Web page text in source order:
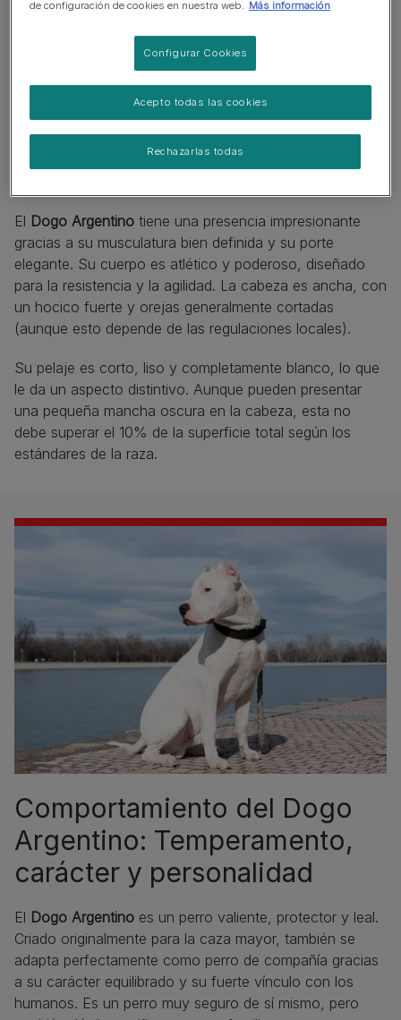
Aspecto del Dogo Argentino
El Dogo Argentino tiene una presencia impresionante
gracias a su musculatura bien definida y su porte
elegante. Su cuerpo es atlético y poderoso, diseñado
para la resistencia y la agilidad. La cabeza es ancha, con
un hocico fuerte y orejas generalmente cortadas
(aunque esto depende de las regulaciones locales).
Su pelaje es corto, liso y completamente blanco, lo que
le da un aspecto distintivo. Aunque pueden presentar
una pequeña mancha oscura en la cabeza, esta no
debe superar el 10% de la superficie total según los
estándares de la raza.
Comportamiento del Dogo
Argentino: Temperamento,
carácter y personalidad
El Dogo Argentino es un perro valiente, protector y leal.
Criado originalmente para la caza mayor, también se
adapta perfectamente como perro de compañía gracias
a su carácter equilibrado y su fuerte vínculo con los
humanos. Es un perro muy seguro de sí mismo, pero
de configuración de cookies en nuestra web. Más información
Configurar Cookies
Rechazarlas todas
Acepto todas las cookies